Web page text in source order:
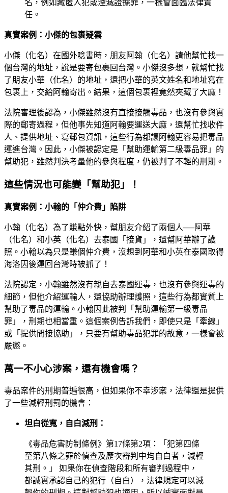
名，例如藏匿人犯或湮滅證據罪，一樣會面臨法律責
任。
真實案例：小傑的包裹疑雲
小傑（化名）在國外唸書時，朋友阿翰（化名）請他幫忙找一
個台灣的地址，說是要寄包裹回台灣。小傑沒多想，就幫忙找
了朋友小華（化名）的地址，還把小華的英文姓名和地址寫在
包裹上，交給阿翰寄出。結果，這個包裹裡竟然夾藏了大麻！
法院審理後認為，小傑雖然沒有直接接觸毒品，也沒有參與實
際的郵寄過程，但他事先知道阿翰要運送大麻，還幫忙找收件
人、提供地址、寫郵包資訊，這些行為都讓阿翰更容易把毒品
運進台灣。因此，小傑被認定是「幫助運輸第二級毒品罪」的
幫助犯，雖然判決考量他的參與程度，仍被判了不輕的刑期。
這些情況也可能變「幫助犯」！
真實案例：小翰的「仲介費」陷阱
小翰（化名）為了賺點外快，幫朋友介紹了兩個人──阿華
（化名）和小英（化名）去泰國「接貨」，還幫阿華辦了護
照。小翰以為只是賺個仲介費，沒想到阿華和小英在泰國取得
海洛因後運回台灣時被抓了！
法院認定，小翰雖然沒有親自去泰國運毒，也沒有參與運毒的
細節，但他介紹運輸人，還協助辦理護照，這些行為都實質上
幫助了毒品的運輸。小翰因此被判「幫助運輸第一級毒品
罪」，刑期也相當重。這個案例告訴我們，即使只是「牽線」
或「提供間接協助」，只要有幫助毒品犯罪的故意，一樣會被
嚴懲。
萬一不小心涉案，還有機會嗎？
毒品案件的刑期普遍很高，但如果你不幸涉案，法律還是提供
了一些減輕刑罰的機會：
坦白從寬，自白減刑：
《毒品危害防制條例》第17條第2項：「犯第四條
至第八條之罪於偵查及歷次審判中均自白者，減輕
其刑。」 如果你在偵查階段和所有審判過程中，
都誠實承認自己的犯行（自白），法律規定可以減